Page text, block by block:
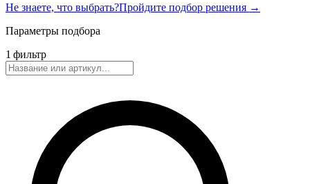
Не знаете, что выбрать?Пройдите подбор решения →
Параметры подбора
1 фильтр